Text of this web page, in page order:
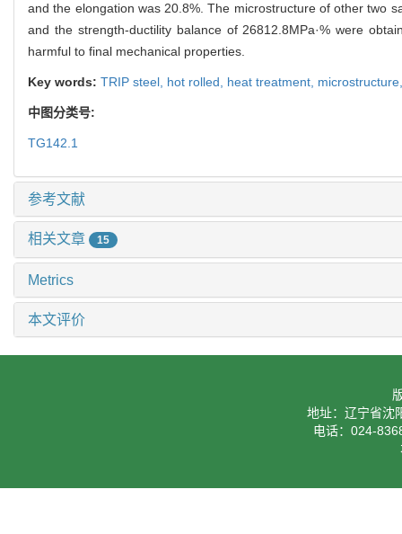
and the elongation was 20.8%. The microstructure of other two
and the strength-ductility balance of 26812.8MPa·% were
harmful to final mechanical properties.
Key words: TRIP steel, hot rolled, heat treatment,
中图分类号:
TG142.1
参考文献
相关文章 15
Metrics
本文评价
地址：辽宁省沈
电话：024-